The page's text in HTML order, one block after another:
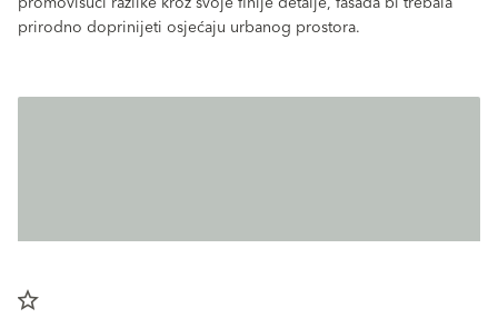
prirodno doprinijeti osjećaju urbanog prostora.
star_border